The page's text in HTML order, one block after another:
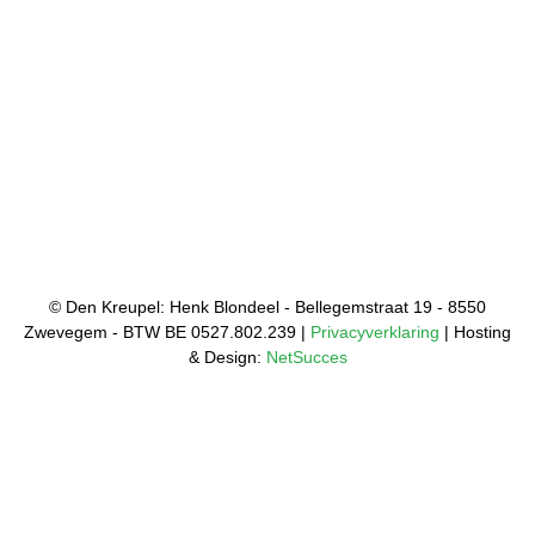
© Den Kreupel: Henk Blondeel - Bellegemstraat 19 - 8550
Zwevegem - BTW BE 0527.802.239 | Privacyverklaring | Hosting
& Design: NetSucces